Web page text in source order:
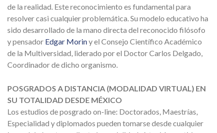
de la realidad. Este reconocimiento es fundamental para
resolver casi cualquier problemática. Su modelo educativo ha
sido desarrollado de la mano directa del reconocido filósofo
y pensador Edgar Moriny el Consejo Científico Académico
de la Multiversidad, liderado por el Doctor Carlos Delgado,
Coordinador de dicho organismo.
POSGRADOS A DISTANCIA (MODALIDAD VIRTUAL) EN
SU TOTALIDAD DESDE MÉXICO
Los estudios de posgrado on-line: Doctorados, Maestrías,
Especialidad y diplomados pueden tomarse desde cualquier